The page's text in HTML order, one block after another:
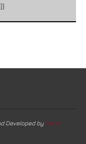
Developed by Harm